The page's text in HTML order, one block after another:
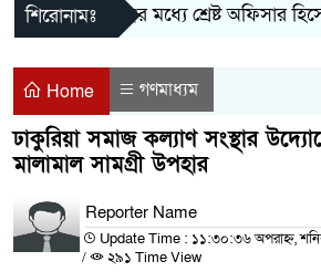
শিরোনামঃ
সিলেট রেঞ্জের মধ্যে শ্রেষ্ট অফিসার
Home গণমাধ্যম
ঢাকুরিয়া সমাজ কল্যাণ সংস্থার
মালামাল সামগ্রী উপহার
Reporter Name
Update Time : ১১:৩০:৩৬ অপরাহ্ন,
/
২৯১ Time View